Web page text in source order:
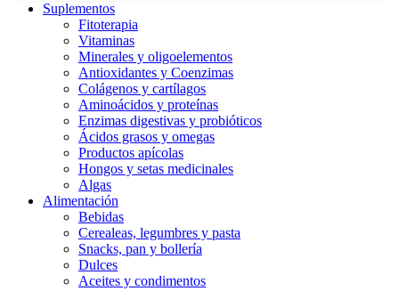
Suplementos
Fitoterapia
Vitaminas
Minerales y oligoelementos
Antioxidantes y Coenzimas
Colágenos y cartílagos
Aminoácidos y proteínas
Enzimas digestivas y probióticos
Ácidos grasos y omegas
Productos apícolas
Hongos y setas medicinales
Algas
Alimentación
Bebidas
Cerealeas, legumbres y pasta
Snacks, pan y bollería
Dulces
Aceites y condimentos